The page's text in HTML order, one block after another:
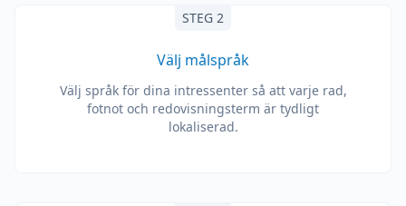
STEG 2
Välj målspråk
Välj språk för dina intressenter så att varje rad,
fotnot och redovisningsterm är tydligt
lokaliserad.